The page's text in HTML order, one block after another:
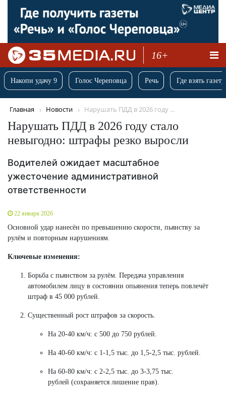
16+
Накопи удачу 9 Голос Череповца Речь Где взять
Главная Новости Нарушать ПДД в 2026 году ...
Нарушать ПДД в 2026 году стало
невыгодно: штрафы резко выросли
Водителей ожидает масштабное
ужесточение административной
ответственности
22 января 2026
Основной удар нанесён по превышению скорости, пьянству за
рулём и повторным нарушениям.
Ключевые изменения:
Борьба с пьянством за рулём. Передача управления
автомобилем лицу в состоянии опьянения теперь повлечёт
штраф в 45 000 рублей.
Существенный рост штрафов за скорость.
На 20-40 км/ч: с 500 до 750 рублей.
На 40-60 км/ч: с 1-1,5 тыс. до 1,5-2,5 тыс. рублей.
На 60-80 км/ч: с 2-2,5 тыс. до 3-3,75 тыс.
рублей (сохраняется лишение прав).